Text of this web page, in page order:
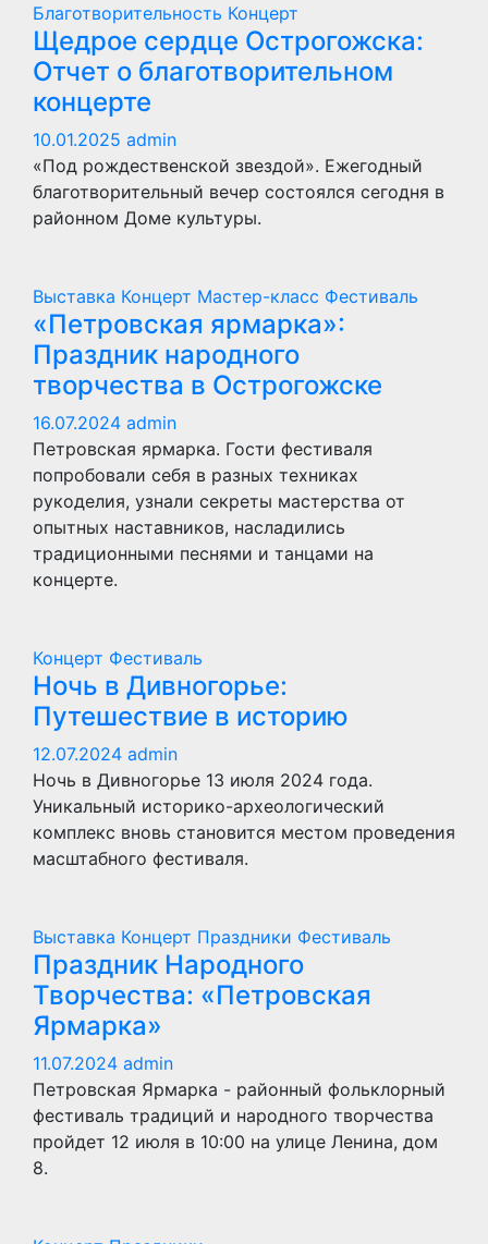
Благотворительность Концерт
Щедрое сердце Острогожска:
Отчет о благотворительном
концерте
10.01.2025 admin
«Под рождественской звездой». Ежегодный
благотворительный вечер состоялся сегодня в
районном Доме культуры.
Выставка Концерт Мастер-класс Фестиваль
«Петровская ярмарка»:
Праздник народного
творчества в Острогожске
16.07.2024 admin
Петровская ярмарка. Гости фестиваля
попробовали себя в разных техниках
рукоделия, узнали секреты мастерства от
опытных наставников, насладились
традиционными песнями и танцами на
концерте.
Концерт Фестиваль
Ночь в Дивногорье:
Путешествие в историю
12.07.2024 admin
Ночь в Дивногорье 13 июля 2024 года.
Уникальный историко-археологический
комплекс вновь становится местом проведения
масштабного фестиваля.
Выставка Концерт Праздники Фестиваль
Праздник Народного
Творчества: «Петровская
Ярмарка»
11.07.2024 admin
Петровская Ярмарка - районный фольклорный
фестиваль традиций и народного творчества
пройдет 12 июля в 10:00 на улице Ленина, дом
8.